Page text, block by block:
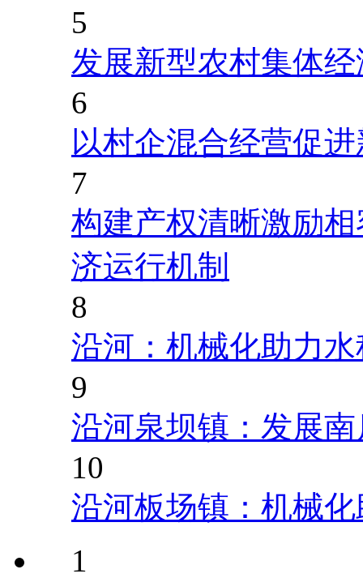
5
发展新型农村集体
6
以村企混合经营促
7
构建产权清晰激励
济运行机制
8
沿河：机械化助力
9
沿河泉坝镇：发展
10
沿河板场镇：机械
1